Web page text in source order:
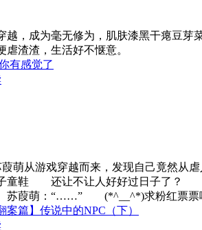
越，成为毫无修为，肌肤漆黑干瘪豆
虐渣渣，生活好不惬意。
有感觉了
葭萌从游戏穿越而来，发现自己竟然
童鞋 还让不让人好好过日子了？
葭萌：“……” (*^__^*)求粉红票票
篇】传说中的NPC（下）